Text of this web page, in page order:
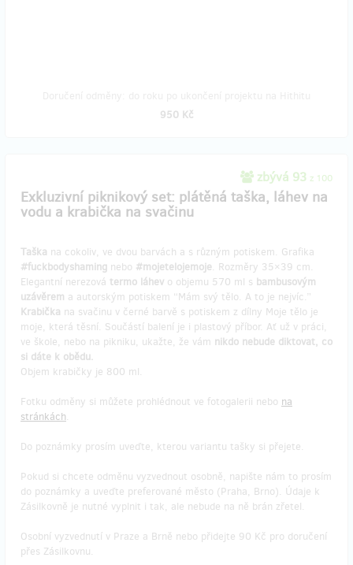
950 Kč
zbývá 93 z 100
Exkluzivní piknikový set: plátěná taška, láhev na
vodu a krabička na svačinu
Taška na cokoliv, ve dvou barvách a s různým potiskem. Grafika
#fuckbodyshaming nebo #mojetelojemoje. Rozměry 35×39 cm.
Elegantní nerezová termo láhev o objemu 570 ml s bambusovým
uzávěrem a autorským potiskem “Mám svý tělo. A to je nejvíc.”
Krabička na svačinu v černé barvě s potiskem z dílny Moje tělo je
moje, která těsní. Součástí balení je i plastový příbor. Ať už v práci,
ve škole, nebo na pikniku, ukažte, že vám nikdo nebude diktovat, co
si dáte k obědu.
Objem krabičky je 800 ml.
Fotku odměny si můžete prohlédnout ve fotogalerii nebo na
stránkách.
Do poznámky prosím uveďte, kterou variantu tašky si přejete.
Pokud si chcete odměnu vyzvednout osobně, napište nám to prosím
do poznámky a uveďte preferované město (Praha, Brno). Údaje k
Zásilkovně je nutné vyplnit i tak, ale nebude na ně brán zřetel.
Osobní vyzvednutí v Praze a Brně nebo přidejte 90 Kč pro doručení
přes Zásilkovnu.